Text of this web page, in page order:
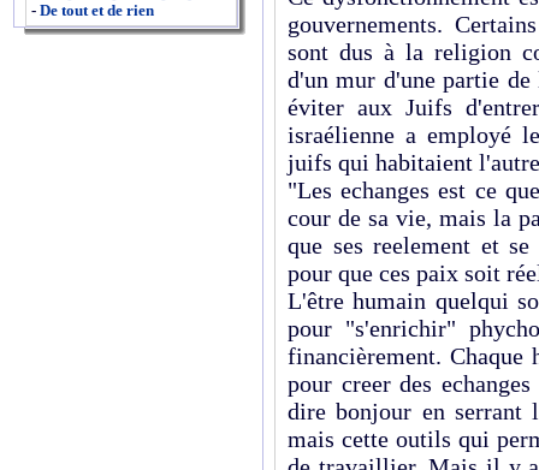
- De tout et de rien
gouvernements.
sont dus à la religion
d'un mur d'une partie
éviter aux Juifs
israélienne a employé
juifs qui habitaient
"Les echanges est ce
cour de sa vie, mais la
que ses reelement et
pour que ces paix soit
L'être humain quelqui
pour "s'enrichir"
financièrement. Chaque
pour creer des
dire bonjour en serrant
mais cette outils qui